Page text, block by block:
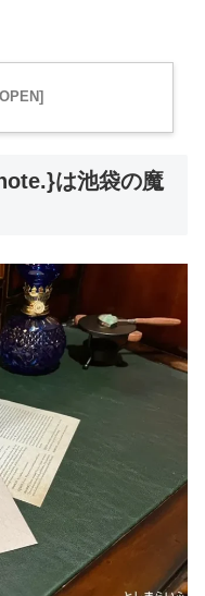
は池袋の魔